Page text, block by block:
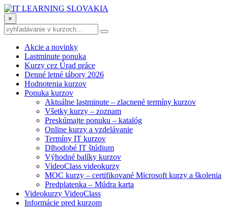
×
Akcie a novinky
Lastminute ponuka
Kurzy cez Úrad práce
Denné letné tábory 2026
Hodnotenia kurzov
Ponuka kurzov
Aktuálne lastminute – zlacnené termíny kurzov
Všetky kurzy – zoznam
Preskúmajte ponuku – katalóg
Online kurzy a vzdelávanie
Termíny IT kurzov
Dlhodobé IT štúdium
Výhodné balíky kurzov
VideoClass videokurzy
MOC kurzy – certifikované Microsoft kurzy a školenia
Predplatenka – Múdra karta
Videokurzy VideoClass
Informácie pred kurzom